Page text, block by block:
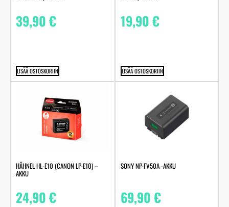
39,90€
LISÄÄ OSTOSKORIIN
19,90€
LISÄÄ OSTOSKORIIN
HÄHNEL HL-E10 (CANON LP-E10) –
AKKU
24,90€
SONY NP-FV50A -AKKU
69,90€